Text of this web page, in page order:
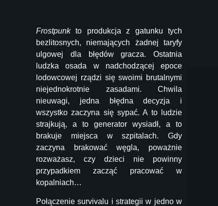
Frostpunkto produkcja z gatunku tych
bezlitosnych, niemających żadnej taryfy
ulgowej dla błędów gracza. Ostatnia
ludzka osada w nadchodzącej epoce
lodowcowej rządzi się swoimi brutalnymi
niejednokrotnie zasadami. Chwila
nieuwagi, jedna błędna decyzja i
wszystko zaczyna się sypać. A to ludzie
strajkują, a to generator wysiadł, a to
brakuje miejsca w szpitalach. Gdy
zaczyna brakować węgla, poważnie
rozważasz, czy dzieci nie powinny
przypadkiem zacząć pracować w
kopalniach…
Połączenie survivalu i strategii w jedno w